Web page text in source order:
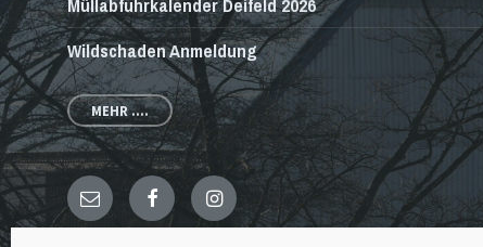
Müllabfuhrkalender Deifeld 2026
Wildschaden Anmeldung
MEHR ....
E- FacebookInstagram